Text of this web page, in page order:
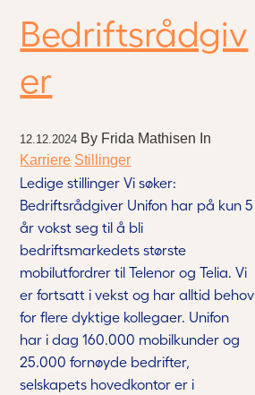
Bli kunde
Referansekunder
Bærekraft
Bedriftsrådgiv
er
12.12.2024 By Frida Mathisen In
Karriere Stillinger
Ledige stillinger Vi søker:
Bedriftsrådgiver Unifon har på kun 5
år vokst seg til å bli
bedriftsmarkedets største
mobilutfordrer til Telenor og Telia. Vi
er fortsatt i vekst og har alltid behov
for flere dyktige kollegaer. Unifon
har i dag 160.000 mobilkunder og
25.000 fornøyde bedrifter,
selskapets hovedkontor er i